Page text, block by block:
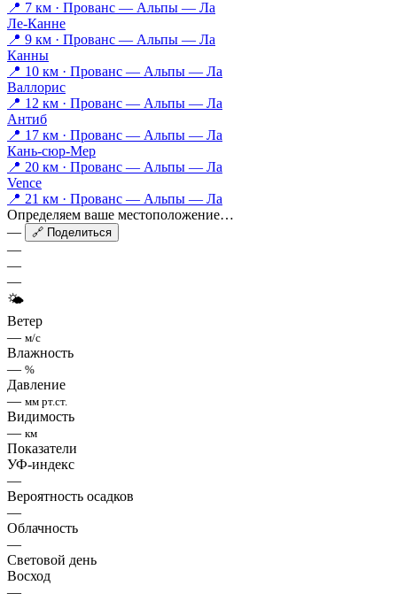
📍 7 км · Прованс — Альпы — Ла
Ле-Канне
📍 9 км · Прованс — Альпы — Ла
Канны
📍 10 км · Прованс — Альпы — Ла
Валлорис
📍 12 км · Прованс — Альпы — Ла
Антиб
📍 17 км · Прованс — Альпы — Ла
Кань-сюр-Мер
📍 20 км · Прованс — Альпы — Ла
Vence
📍 21 км · Прованс — Альпы — Ла
Определяем ваше местоположение…
—
🔗 Поделиться
—
—
—
🌤
Ветер
— м/с
Влажность
— %
Давление
— мм рт.ст.
Видимость
— км
Показатели
УФ-индекс
—
Вероятность осадков
—
Облачность
—
Световой день
Восход
—